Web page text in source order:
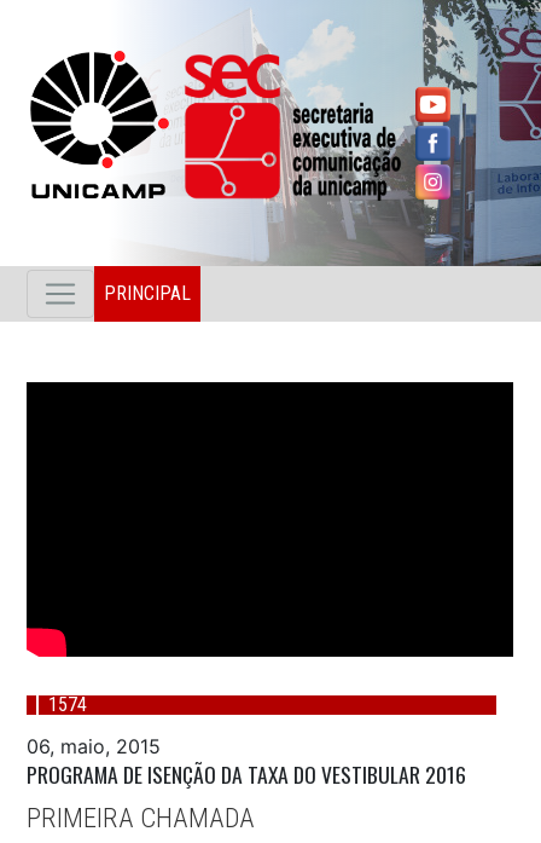
PRINCIPAL
1574
06, maio, 2015
PROGRAMA DE ISENÇÃO DA TAXA DO VESTIBULAR 2016
PRIMEIRA CHAMADA